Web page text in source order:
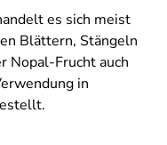
es sich meist
Blättern, Stängeln
Nopal-Frucht auch
in